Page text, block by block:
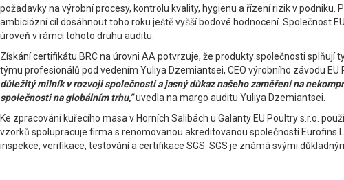
požadavky na výrobní procesy, kontrolu kvality, hygienu a řízení rizik v podniku.
ambiciózní cíl dosáhnout toho roku ještě vyšší bodové hodnocení. Společnost
úroveň v rámci tohoto druhu auditu.
Získání certifikátu BRC na úrovni AA potvrzuje, že produkty společnosti
týmu profesionálů pod vedením Yuliya Dzemiantsei, CEO výrobního závodu EU
důležitý milník v rozvoji společnosti a jasný důkaz našeho zaměření na
společnosti na globálním trhu,“uvedla na margo auditu Yuliya Dzemiantsei.
Ke zpracování kuřecího masa v Horních Salibách u Galanty EU Poultry s.r.o.
vzorků spolupracuje firma s renomovanou akreditovanou společností Eurofins
inspekce, verifikace, testování a certifikace SGS. SGS je známá svými